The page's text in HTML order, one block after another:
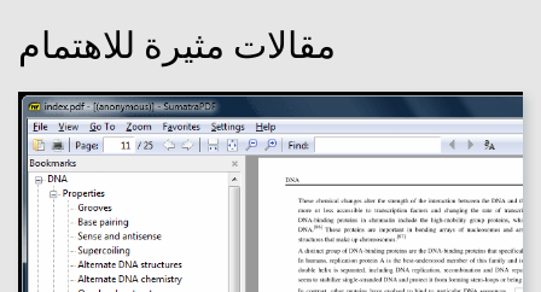
مقالات مثيرة للاهتمام